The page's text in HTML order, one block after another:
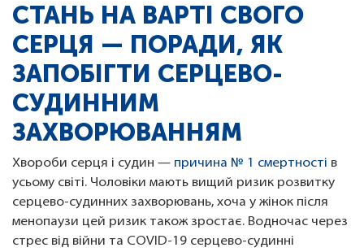
СТАНЬ НА ВАРТІ СВОГО
СЕРЦЯ — ПОРАДИ, ЯК
ЗАПОБІГТИ СЕРЦЕВО-
СУДИННИМ
ЗАХВОРЮВАННЯМ
Хвороби серця і судин — причина № 1 смертності в
усьому світі. Чоловіки мають вищий ризик розвитку
серцево-судинних захворювань, хоча у жінок після
менопаузи цей ризик також зростає. Водночас через
стрес від війни та COVID-19 серцево-судинні